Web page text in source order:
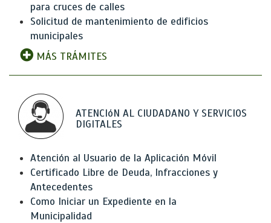
para cruces de calles
Solicitud de mantenimiento de edificios
municipales
MÁS TRÁMITES
ATENCIóN AL CIUDADANO Y SERVICIOS
DIGITALES
Atención al Usuario de la Aplicación Móvil
Certificado Libre de Deuda, Infracciones y
Antecedentes
Como Iniciar un Expediente en la
Municipalidad